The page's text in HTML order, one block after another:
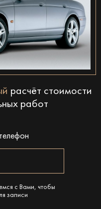
расчёт стоимости
работ
с Вами, чтобы
записи